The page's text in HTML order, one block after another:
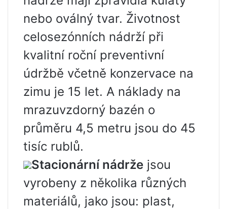
nebo oválný tvar. Životnost
celosezónních nádrží při
kvalitní roční preventivní
údržbě včetně konzervace na
zimu je 15 let. A náklady na
mrazuvzdorný bazén o
průměru 4,5 metru jsou do 45
tisíc rublů.
Stacionární nádrže jsou
vyrobeny z několika různých
materiálů, jako jsou: plast,